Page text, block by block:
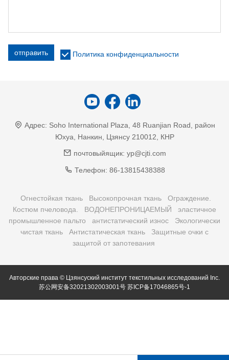
отправить Политика конфиденциальности
Адрес: Soho International Plaza, 48 Ruanjian Road, район
Юхуа, Нанкин, Цзянсу 210012, КНР
почтовыйящик: yp@cjti.com
Телефон: 86-13815438388
Огнестойкая ткань Высокопрочная ткань
Ограждение.
Костюм пчеловода.
ВОДОНЕПРОНИЦАЕМЫЙ
эластичное
промышленное пальто
антистатический износ
Экологически
чистая ткань
Антистатическая ткань
Защитные очки с
защитой от запотевания
Авторские права © Цзянсуский институт текстильных исследований Inc.
苏公网安备32021302003001号 苏ICP备17046865号-1